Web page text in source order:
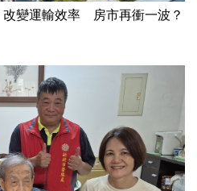
變運輸效率 房市再衝一波？